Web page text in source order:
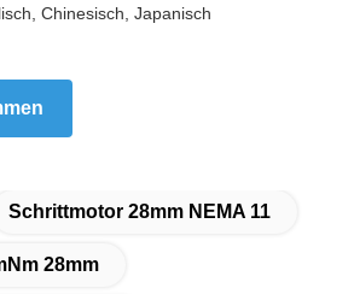
Chinesisch, Japanisch
Schrittmotor 28mm NEMA 11
28mm